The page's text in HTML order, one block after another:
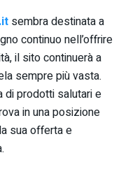
sembra destinata a
continuo nell’offrire
il sito continuerà a
sempre più vasta.
di prodotti salutari e
in una posizione
sua offerta e